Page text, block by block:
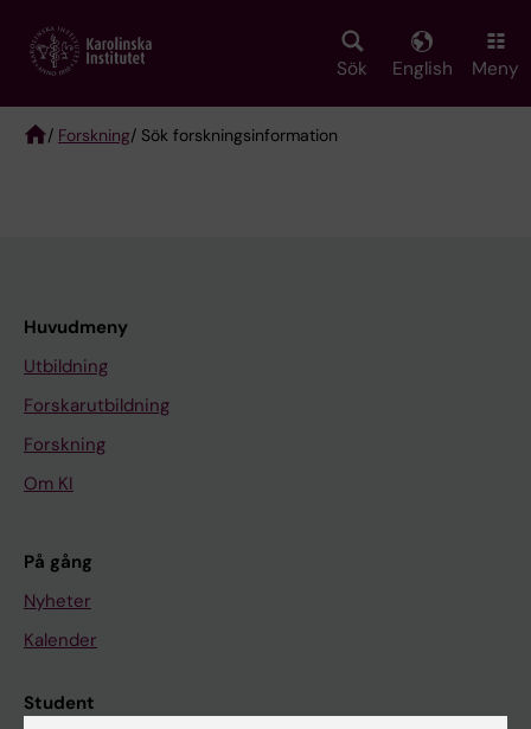
main
Sök English Meny
/ Forskning/ Sök forskningsinformation
Huvudmeny
Utbildning
Forskarutbildning
Forskning
Om KI
På gång
Nyheter
Kalender
Student